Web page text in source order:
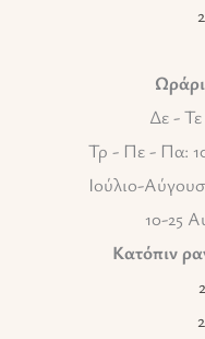
Δε -
Τρ - Πε - Πα:
Ιούλιο-
10-25
Κατόπιν